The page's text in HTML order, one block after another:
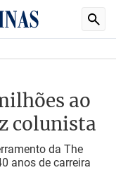
ao
colunista
da The
anos de carreira